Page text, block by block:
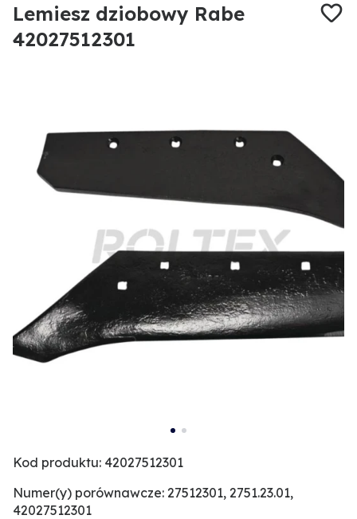
Lemiesz dziobowy Rabe
42027512301
Kod produktu: 42027512301
Numer(y) porównawcze: 27512301, 2751.23.01,
42027512301